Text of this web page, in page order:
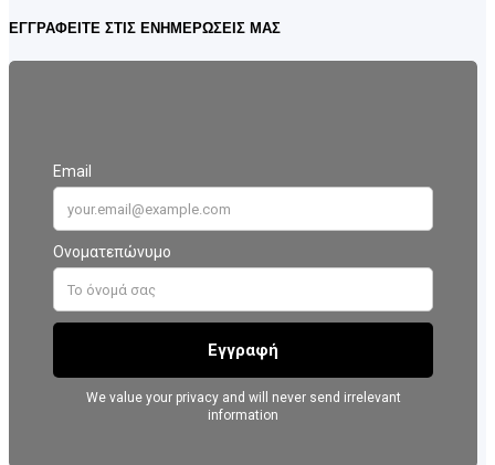
ΕΓΓΡΑΦΕΙΤΕ ΣΤΙΣ ΕΝΗΜΕΡΩΣΕΙΣ ΜΑΣ